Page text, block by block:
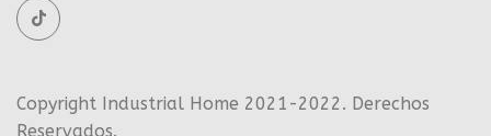
Copyright Industrial Home 2021-2022. Derechos
Reservados.